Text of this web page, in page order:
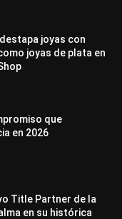
joyas con
joyas de plata en
que
en 2026
Title Partner de la
en su histórica